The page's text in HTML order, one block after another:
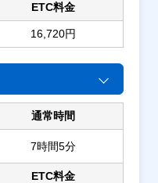
ETC料金
16,720円
通常時間
7時間5分
ETC料金